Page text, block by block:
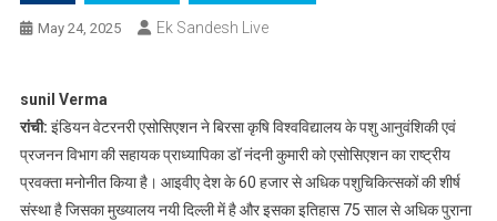
May 24, 2025 Ek Sandesh Live
sunil Verma
रांची: इंडियन वेटरनरी एसोसिएशन ने बिरसा कृषि विश्वविद्यालय के पशु आनुवंशिकी एवं
प्रजनन विभाग की सहायक प्राध्यापिका डॉ नंदनी कुमारी को एसोसिएशन का राष्ट्रीय
प्रवक्ता मनोनीत किया है। आइवीए देश के 60 हजार से अधिक पशुचिकित्सकों की शीर्ष
संस्था है जिसका मुख्यालय नयी दिल्ली में है और इसका इतिहास 75 साल से अधिक पुराना